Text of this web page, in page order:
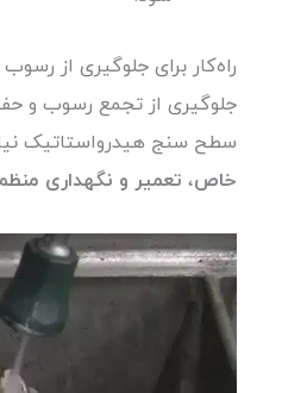
راه‌کار برای جلوگیری از رسوب
جلوگیری از تجمع رسوب و
سطح سنج هیدرواستاتیک
خاص، تعمیر و نگهداری